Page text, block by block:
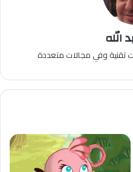
الله
تقنية وفي مجالات متعددة